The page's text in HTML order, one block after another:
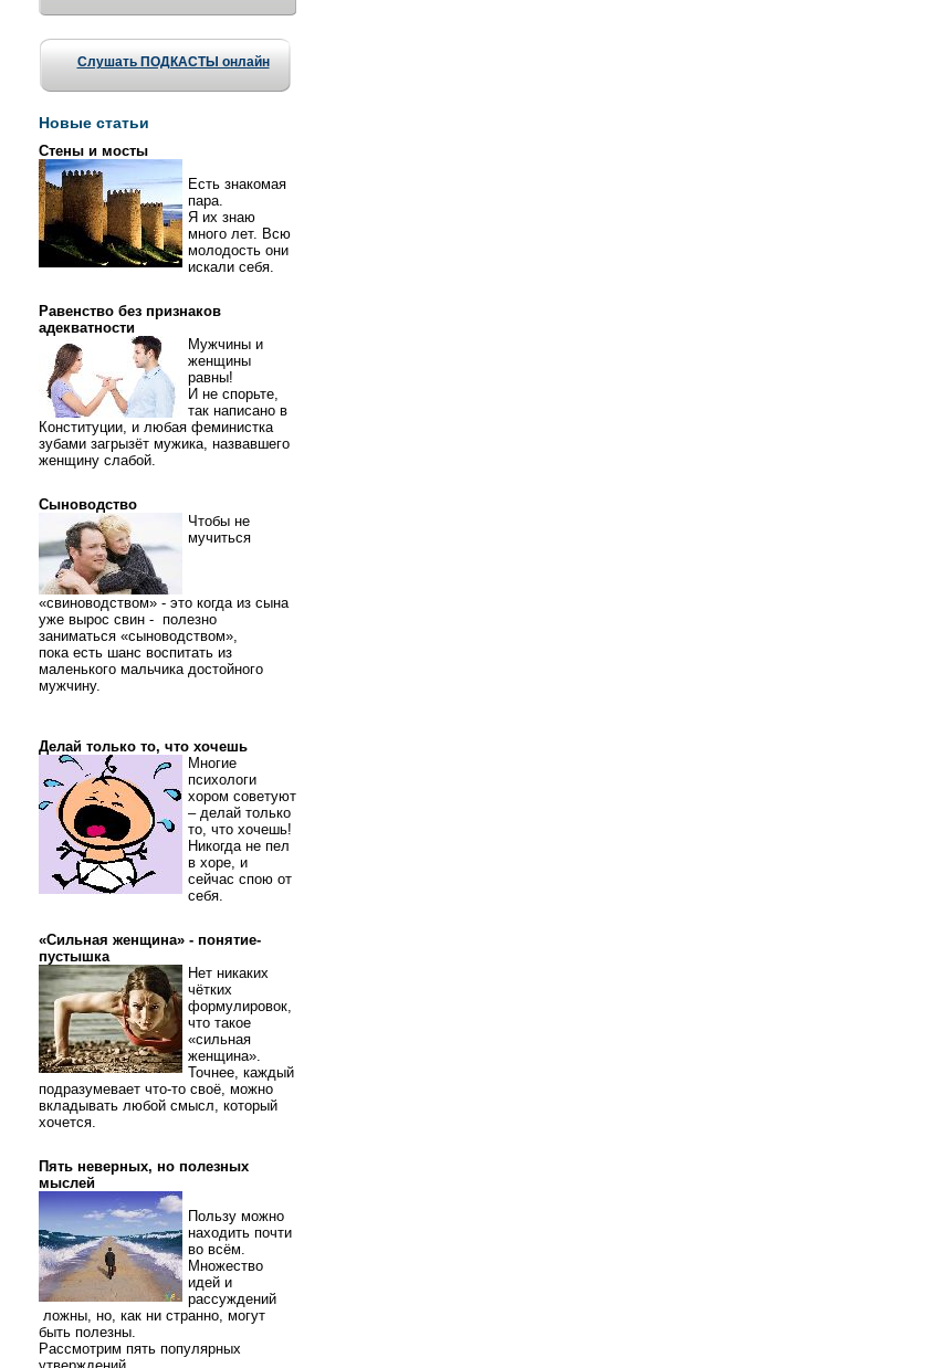
Слушать ПОДКАСТЫ онлайн
Новые статьи
Стены и мосты
Есть знакомая
пара.
Я их знаю
много лет. Всю
молодость они
искали себя.
Равенство без признаков
адекватности
Мужчины и
женщины
равны!
И не спорьте,
так написано в
Конституции, и любая феминистка
зубами загрызёт мужика, назвавшего
женщину слабой.
Сыноводство
Чтобы не
мучиться
«свиноводством» - это когда из сына
уже вырос свин - полезно
заниматься «сыноводством»,
пока есть шанс воспитать из
маленького мальчика достойного
мужчину.
Делай только то, что хочешь
Многие
психологи
хором советуют
– делай только
то, что хочешь!
Никогда не пел
в хоре, и
сейчас спою от
себя.
«Сильная женщина» - понятие-
пустышка
Нет никаких
чётких
формулировок,
что такое
«сильная
женщина».
Точнее, каждый
подразумевает что-то своё, можно
вкладывать любой смысл, который
хочется.
Пять неверных, но полезных
мыслей
Пользу можно
находить почти
во всём.
Множество
идей и
рассуждений
ложны, но, как ни странно, могут
быть полезны.
Рассмотрим пять популярных